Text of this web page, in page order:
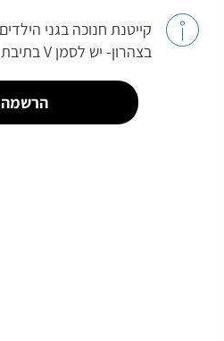
בצהרון- יש לסמן V בתיבת הסימון
הרשמה